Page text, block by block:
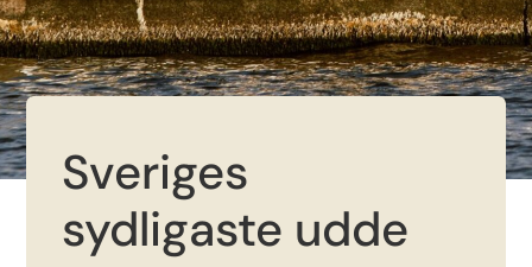
Sveriges
sydligaste udde